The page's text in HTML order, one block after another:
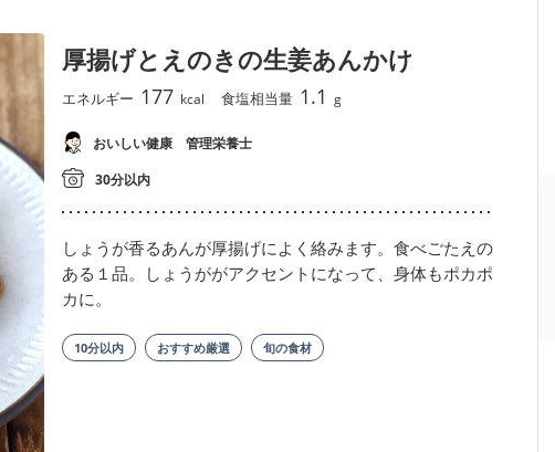
厚揚げとえのきの生姜あんかけ
エネルギー 177 kcal 食塩相当量 1.1 g
おいしい健康 管理栄養士
30分以内
しょうが香るあんが厚揚げによく絡みます。食べごたえの
ある１品。しょうががアクセントになって、身体もポカポ
カに。
10分以内 おすすめ厳選 旬の食材